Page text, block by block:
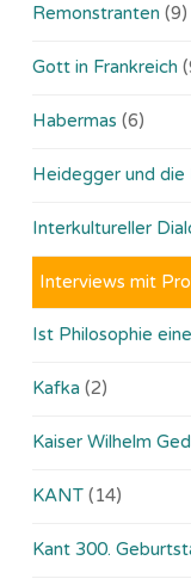
Remonstranten (9)
Gott in Frankreich
Habermas (6)
Heidegger und die
Interkultureller
Interviews mit
Ist Philosophie
Kafka (2)
Kaiser Wilhelm
KANT (14)
Kant 300.